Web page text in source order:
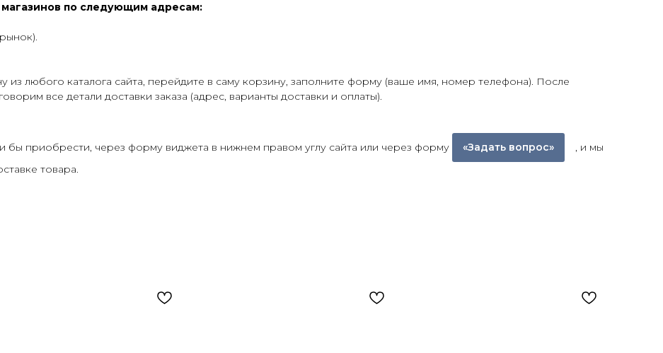
по следующим адресам:
из любого каталога сайта, перейдите в саму корзину, заполните форму (ваше имя, номер телефона). После
все детали доставки заказа (адрес, варианты доставки и оплаты).
приобрести, через форму виджета в нижнем правом углу сайта или через форму «Задать вопрос»
, и мы
товара.